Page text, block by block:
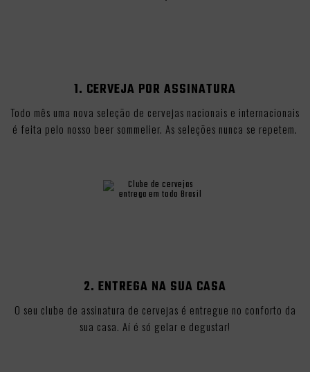
1. CERVEJA POR ASSINATURA
Todo mês uma nova seleção de cervejas nacionais e internacionais
é feita pelo nosso beer sommelier. As seleções nunca se repetem.
2. ENTREGA NA SUA CASA
O seu clube de assinatura de cervejas é entregue no conforto da
sua casa. Aí é só gelar e degustar!